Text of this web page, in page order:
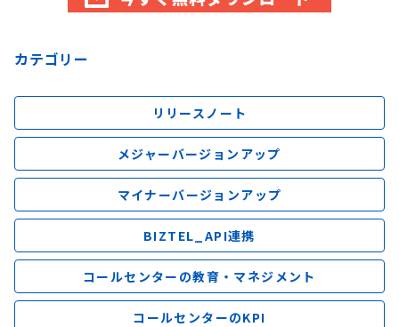
カテゴリー
リリースノート
メジャーバージョンアップ
マイナーバージョンアップ
BIZTEL_API連携
コールセンターの教育・マネジメント
コールセンターのKPI